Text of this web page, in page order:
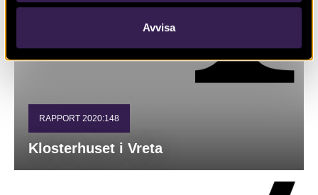
Avvisa
RAPPORT 2020:148
Klosterhuset i Vreta